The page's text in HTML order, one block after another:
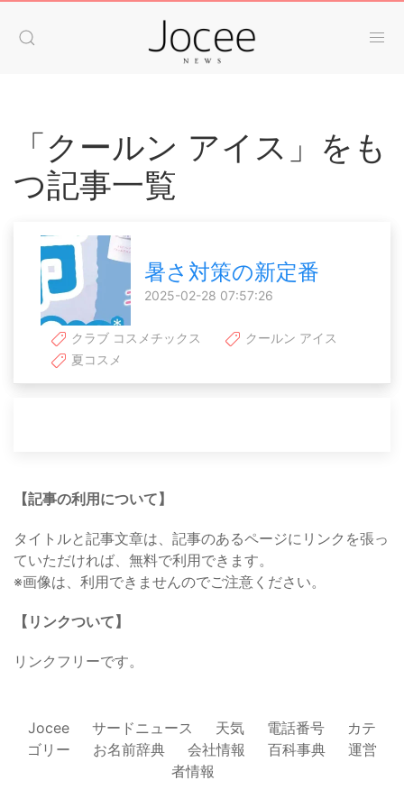
「クールン アイス」をも
つ記事一覧
暑さ対策の新定番
2025-02-28 07:57:26
クラブ コスメチックス
クールン アイス
夏コスメ
【記事の利用について】
タイトルと記事文章は、記事のあるページにリンクを張っ
ていただければ、無料で利用できます。
※画像は、利用できませんのでご注意ください。
【リンクついて】
リンクフリーです。
Jocee サードニュース 天気 電話番号
カテ
ゴリー
お名前辞典 会社情報 百科事典
運営
者情報